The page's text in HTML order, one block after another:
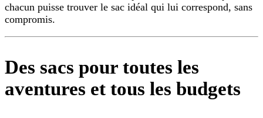
chacun puisse trouver le sac idéal qui lui correspond, sans
compromis.
Des sacs pour toutes les
aventures et tous les budgets